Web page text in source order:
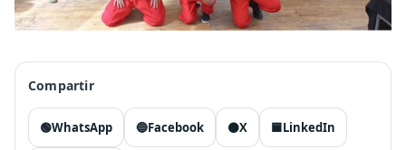
Compartir
🟢WhatsApp 🔵Facebook ⚫X 🟦LinkedIn